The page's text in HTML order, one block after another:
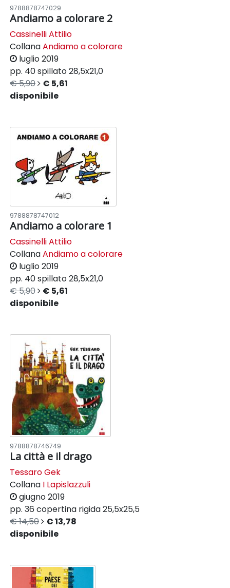
9788878747029
Andiamo a colorare 2
Cassinelli Attilio
CollanaAndiamo a colorare
luglio 2019
pp. 40spillato28,5x21,0
€ 5,90
€ 5,61
disponibile
9788878747012
Andiamo a colorare 1
Cassinelli Attilio
CollanaAndiamo a colorare
luglio 2019
pp. 40spillato28,5x21,0
€ 5,90
€ 5,61
disponibile
9788878746749
La città e il drago
Tessaro Gek
Collana I Lapislazzuli
giugno 2019
pp. 36 copertina rigida25,5x25,5
€ 14,50
€ 13,78
disponibile